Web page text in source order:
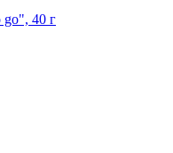
go", 40 г